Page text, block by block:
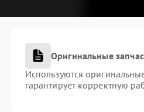
Оригинальные
Используются
гарантирует корректную